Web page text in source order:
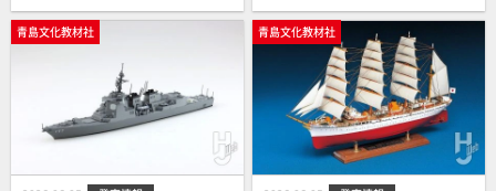
グラ タイプR カスタムホイー
ル (４色)」
『バニースーツプランニン
グ』より、「figma シルヴ
ァ・バレルライン」予約案内
開始！
青島文化教材社 青島文化教材社